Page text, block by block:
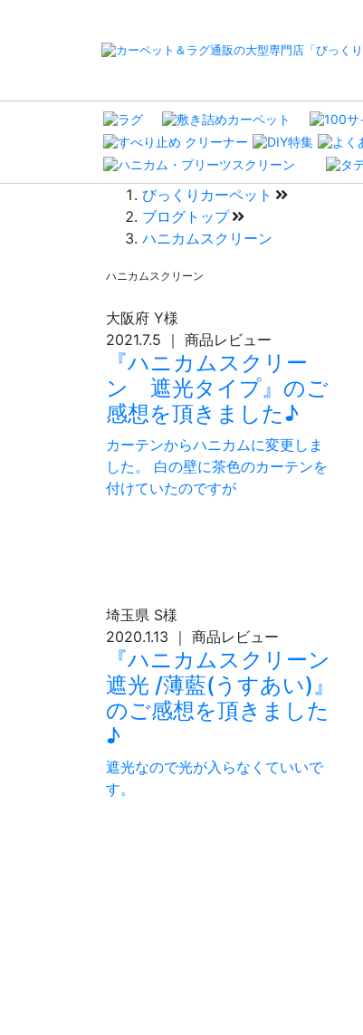
びっくりカーペット
ブログトップ
ハニカムスクリーン
ハニカムスクリーン
大阪府 Y様
2021.7.5
｜ 商品レビュー
『ハニカムスクリー
ン 遮光タイプ』のご
感想を頂きました♪
カーテンからハニカムに変更しま
した。 白の壁に茶色のカーテンを
付けていたのですが
埼玉県 S様
2020.1.13
｜ 商品レビュー
『ハニカムスクリーン
遮光 /薄藍(うすあい)』
のご感想を頂きました
♪
遮光なので光が入らなくていいで
す。